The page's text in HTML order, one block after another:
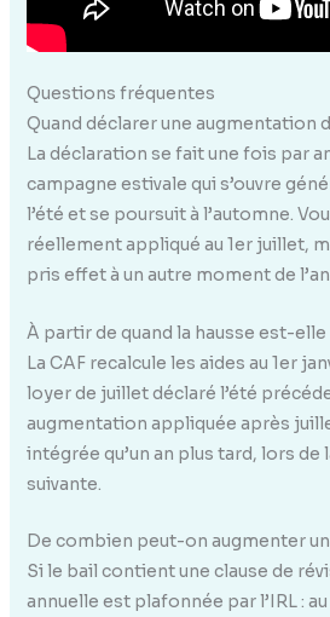
Questions fréquentes
Quand déclarer une augmentation
La déclaration se fait une fois par
campagne estivale qui s’ouvre
l’été et se poursuit à l’automne.
réellement appliqué au 1er juillet,
pris effet à un autre moment de
À partir de quand la hausse est-
La CAF recalcule les aides au 1er
loyer de juillet déclaré l’été
augmentation appliquée après
intégrée qu’un an plus tard, lors de
suivante.
De combien peut-on augmenter
Si le bail contient une clause de
annuelle est plafonnée par l’IRL :